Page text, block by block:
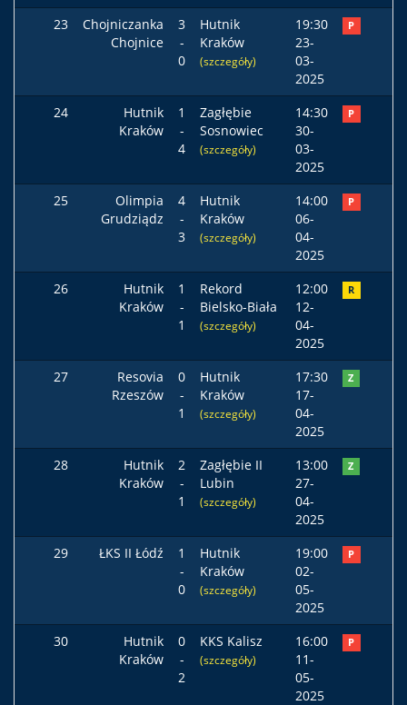
23
Chojniczanka
Chojnice
3
-
0
Hutnik
Kraków
(szczegóły)
19:30
23-
03-
2025
P
24
Hutnik
Kraków
1
-
4
Zagłębie
Sosnowiec
(szczegóły)
14:30
30-
03-
2025
P
25
Olimpia
Grudziądz
4
-
3
Hutnik
Kraków
(szczegóły)
14:00
06-
04-
2025
P
26
Hutnik
Kraków
1
-
1
Rekord
Bielsko-Biała
(szczegóły)
12:00
12-
04-
2025
R
27
Resovia
Rzeszów
0
-
1
Hutnik
Kraków
(szczegóły)
17:30
17-
04-
2025
Z
28
Hutnik
Kraków
2
-
1
Zagłębie II
Lubin
(szczegóły)
13:00
27-
04-
2025
Z
29 ŁKS II Łódź
1
-
0
Hutnik
Kraków
(szczegóły)
19:00
02-
05-
2025
P
30
Hutnik
Kraków
0
-
2
KKS Kalisz
(szczegóły)
16:00
11-
05-
2025
P